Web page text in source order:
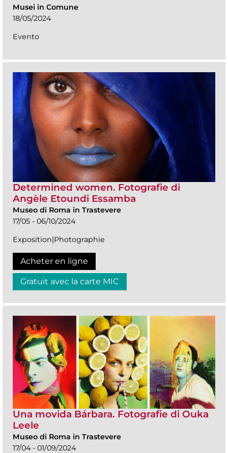
Musei in Comune
18/05/2024
Evento
Determined women. Fotografie di
Angèle Etoundi Essamba
Museo di Roma in Trastevere
17/05 - 06/10/2024
Exposition|Photographie
Acheter en ligne
Gratuit avec la carte MIC
Una movida Bárbara. Fotografie di Ouka
Leele
Museo di Roma in Trastevere
17/04 - 01/09/2024